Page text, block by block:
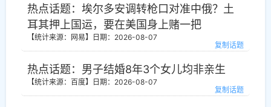
热点话题：埃尔多安调转枪口对准中俄？土
耳其押上国运，要在美国身上赌一把
复制话题
【统计来源：网易】 日期：2026-08-07
热点话题：男子结婚8年3个女儿均非亲生
复制话题
【统计来源：百度】 日期：2026-08-07